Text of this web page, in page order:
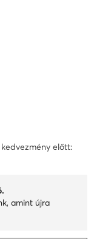
előtt:
amint újra